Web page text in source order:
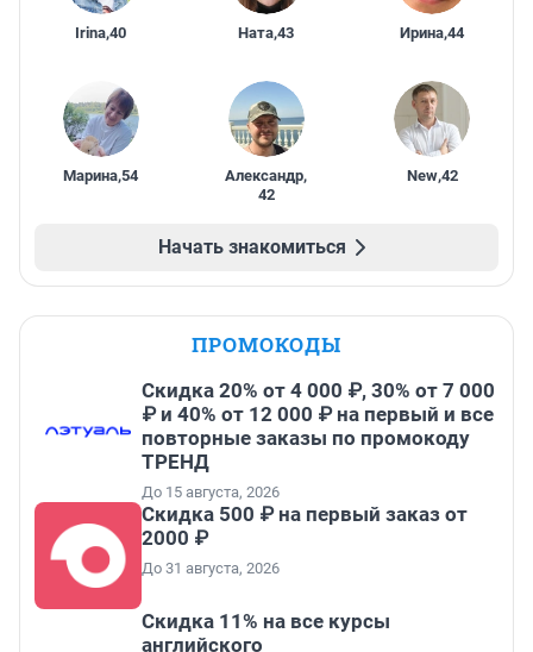
Irina,40 Ната,43 Ирина,44
Марина,54 Александр,
42
New,42
Начать знакомиться
ПРОМОКОДЫ
Скидка 20% от 4 000 ₽, 30% от 7 000
₽ и 40% от 12 000 ₽ на первый и все
повторные заказы по промокоду
ТРЕНД
До 15 августа, 2026
Скидка 500 ₽ на первый заказ от
2000 ₽
До 31 августа, 2026
Скидка 11% на все курсы
английского